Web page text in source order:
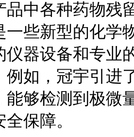
品中各种药物残
一些新型的化学
仪器设备和专业
例如，冠宇引进
能够检测到极微
全保障。